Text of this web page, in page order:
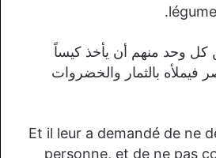
وحد منهم أن يأخذ كيساً
فيملأه بالثمار والخضروات
Et il leur a demandé de ne
personne, et de ne pas